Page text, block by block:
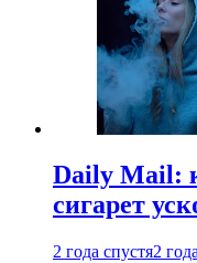
Daily Mail:
сигарет
2 года спустя2